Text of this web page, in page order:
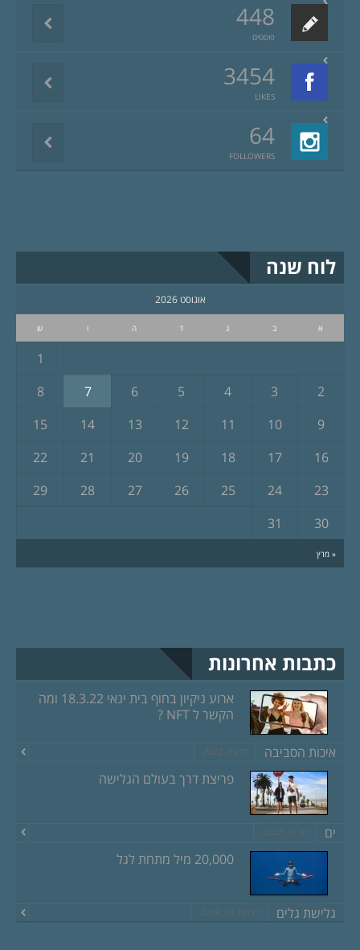
448
פוסטים
3454
LIKES
64
FOLLOWERS
לוח שנה
אוגוסט 2026
א ב ג ד ה ו ש
« מרץ
1
2
3
4
5
6
7
8
9
10
11
12
13
14
15
16
17
18
19
20
21
22
23
24
25
26
27
28
29
30
31
כתבות אחרונות
ארוע ניקיון בחוף בית ינאי 18.3.22 ומה
הקשר ל NFT ?
איכות הסביבה מרץ 8, 2022
פריצת דרך בעולם הגלישה
ים יוני 18, 2020
20,000 מיל מתחת לגל
גלישת גלים דצמבר 13, 2019